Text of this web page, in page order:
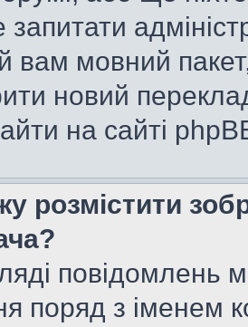
вам мовний
новий
на сайті
розмістити
повідомлень
поряд з іменем